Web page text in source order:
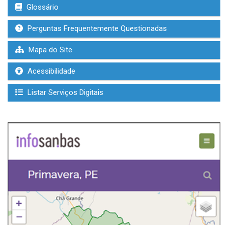
Glossário
Perguntas Frequentemente Questionadas
Mapa do Site
Acessibilidade
Listar Serviços Digitais